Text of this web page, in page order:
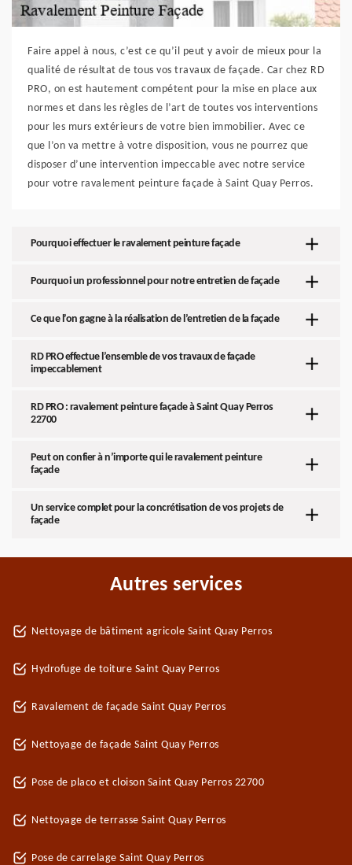
Faire appel à nous, c’est ce qu’il peut y avoir de mieux pour la
qualité de résultat de tous vos travaux de façade. Car chez RD
PRO, on est hautement compétent pour la mise en place aux
normes et dans les règles de l’art de toutes vos interventions
pour les murs extérieurs de votre bien immobilier. Avec ce
que l’on va mettre à votre disposition, vous ne pourrez que
disposer d’une intervention impeccable avec notre service
pour votre ravalement peinture façade à Saint Quay Perros.
Pourquoi effectuer le ravalement peinture façade
Pourquoi un professionnel pour notre entretien de façade
Ce que l’on gagne à la réalisation de l’entretien de la façade
RD PRO effectue l’ensemble de vos travaux de façade
impeccablement
RD PRO : ravalement peinture façade à Saint Quay Perros
22700
Peut on confier à n’importe qui le ravalement peinture
façade
Un service complet pour la concrétisation de vos projets de
façade
Autres services
Nettoyage de bâtiment agricole Saint Quay Perros
Hydrofuge de toiture Saint Quay Perros
Ravalement de façade Saint Quay Perros
Nettoyage de façade Saint Quay Perros
Pose de placo et cloison Saint Quay Perros 22700
Nettoyage de terrasse Saint Quay Perros
Pose de carrelage Saint Quay Perros